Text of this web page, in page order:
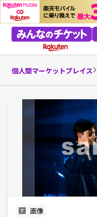
個人間マーケットプレイス
画像